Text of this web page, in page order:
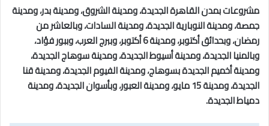
مشروعات بمدن القاهرة الجديدة، ومدينة الشروق، ومدينة بدر، ومدينة
جمصة، ومدينة النوبارية الجديدة، ومدينة السادات، وبالعاشر من
رمضان، وبحدائق أكتوبر، ومدينة 6 أكتوبر، وببرج العرب، وببور فؤاد،
وبالمنيا الجديدة، ومدينة أسيوط الجديدة، ومدينة سوهاج الجديدة،
ومدينة أخميم الجديدة بسوهاج، ومدينة الفيوم الجديدة، ومدينة قنا
الجديدة، ومدينة 15 مايو، ومدينة العبور، وبأسوان الجديدة، ومدينة
دمياط الجديدة.